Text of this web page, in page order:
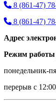
8 (861-47)
8 (861-47)
Адрес
Режим работы
понедельник-
перерыв с